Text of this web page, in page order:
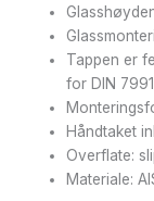
Tappen er
for DIN
Håndtaket
Overflate:
Materiale: